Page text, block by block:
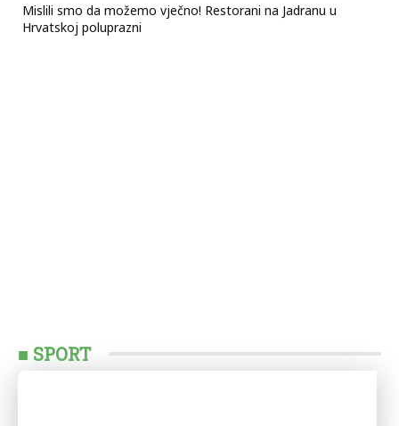
Mislili smo da možemo vječno! Restorani na Jadranu u
Hrvatskoj poluprazni
■ SPORT